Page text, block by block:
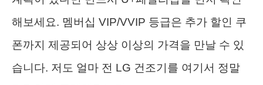
해보세요. 멤버십 VIP/VVIP 등급은 추가 할인 쿠
폰까지 제공되어 상상 이상의 가격을 만날 수 있
습니다. 저도 얼마 전 LG 건조기를 여기서 정말